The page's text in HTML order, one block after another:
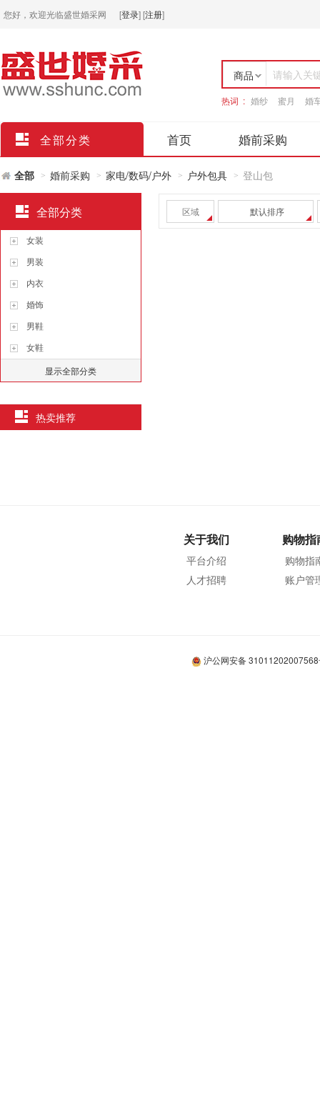
您好，欢迎光临盛世婚采网 [登录][注册]
商品
店铺
请输入关
热词 : 婚纱 蜜月 婚
全部分类 首页 婚前采购
全部 > 婚前采购 > 家电/数码/户外 > 户外包具 > 登山包
区域 默认排序
全部分类
女装
男装
内衣
婚饰
男鞋
女鞋
显示全部分类
热卖推荐
关于我们
平台介绍
人才招聘
购物指
购物指
账户管
沪公网安备 31011202007568